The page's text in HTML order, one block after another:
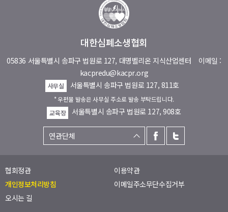
대한심폐소생협회
05836 서울특별시 송파구 법원로 127, 대명벨리온 지식산업센터 이메일 :
kacpredu@kacpr.org
사무실 서울특별시 송파구 법원로 127, 811호
* 우편물 발송은 사무실 주소로 발송 부탁드립니다.
교육장
서울특별시 송파구 법원로 127, 908호
협회정관
이용약관
개인정보처리방침
이메일주소무단수집거부
오시는 길